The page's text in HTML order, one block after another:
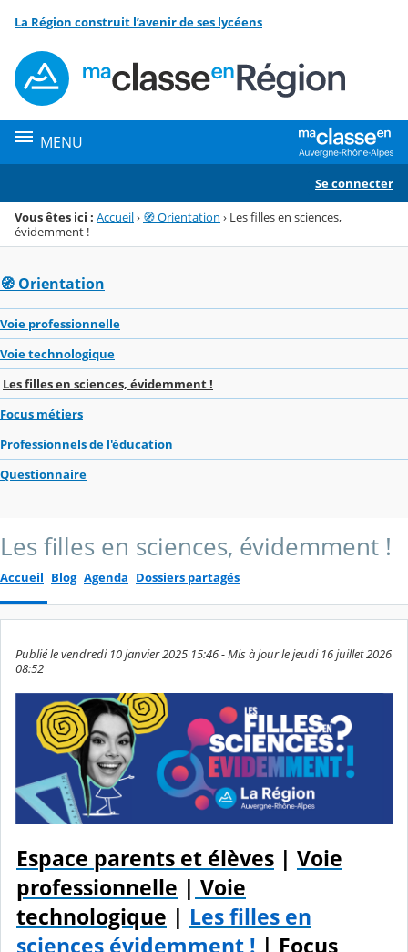
Menu de la rubrique
Contenu
La Région construit l’avenir de ses lycéens
MENU
Se connecter
Vous êtes ici : Accueil› 🧭 Orientation › Les filles en sciences,
évidemment !
🧭 Orientation
Voie professionnelle
Voie technologique
Les filles en sciences, évidemment !
Focus métiers
Professionnels de l'éducation
Questionnaire
Les filles en sciences, évidemment !
Accueil Blog Agenda Dossiers partagés
Publié le vendredi 10 janvier 2025 15:46 - Mis à jour le jeudi 16 juillet 2026
08:52
Espace parents et élèves | Voie
professionnelle | Voie
technologique | Les filles en
sciences évidemment ! | Focus